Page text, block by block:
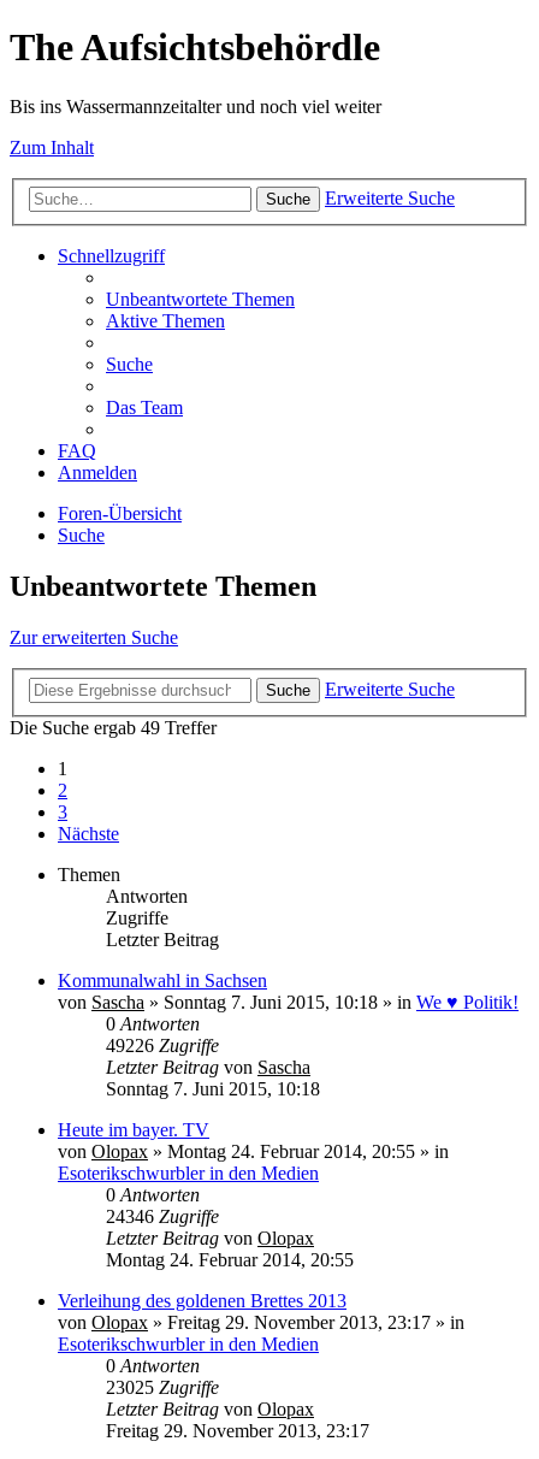
The Aufsichtsbehördle
Bis ins Wassermannzeitalter und noch viel weiter
Zum Inhalt
Suche Erweiterte Suche
Schnellzugriff
Unbeantwortete Themen
Aktive Themen
Suche
Das Team
FAQ
Anmelden
Foren-Übersicht
Suche
Unbeantwortete Themen
Zur erweiterten Suche
Suche
Erweiterte Suche
Die Suche ergab 49 Treffer
1
2
3
Nächste
Themen
Antworten
Zugriffe
Letzter Beitrag
Kommunalwahl in Sachsen
von Sascha » Sonntag 7. Juni 2015, 10:18 » in We ♥ Politik!
0 Antworten
49226 Zugriffe
Letzter Beitrag von Sascha
Sonntag 7. Juni 2015, 10:18
Heute im bayer. TV
von Olopax » Montag 24. Februar 2014, 20:55 » in
Esoterikschwurbler in den Medien
0 Antworten
24346 Zugriffe
Letzter Beitrag von Olopax
Montag 24. Februar 2014, 20:55
Verleihung des goldenen Brettes 2013
von Olopax » Freitag 29. November 2013, 23:17 » in
Esoterikschwurbler in den Medien
0 Antworten
23025 Zugriffe
Letzter Beitrag von Olopax
Freitag 29. November 2013, 23:17